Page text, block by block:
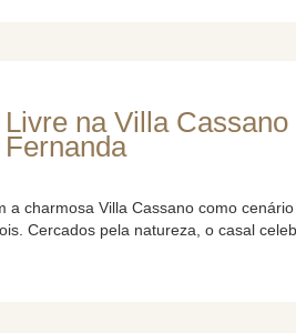
na Villa Cassano
a charmosa Villa Cassano como cenário
Cercados pela natureza, o casal